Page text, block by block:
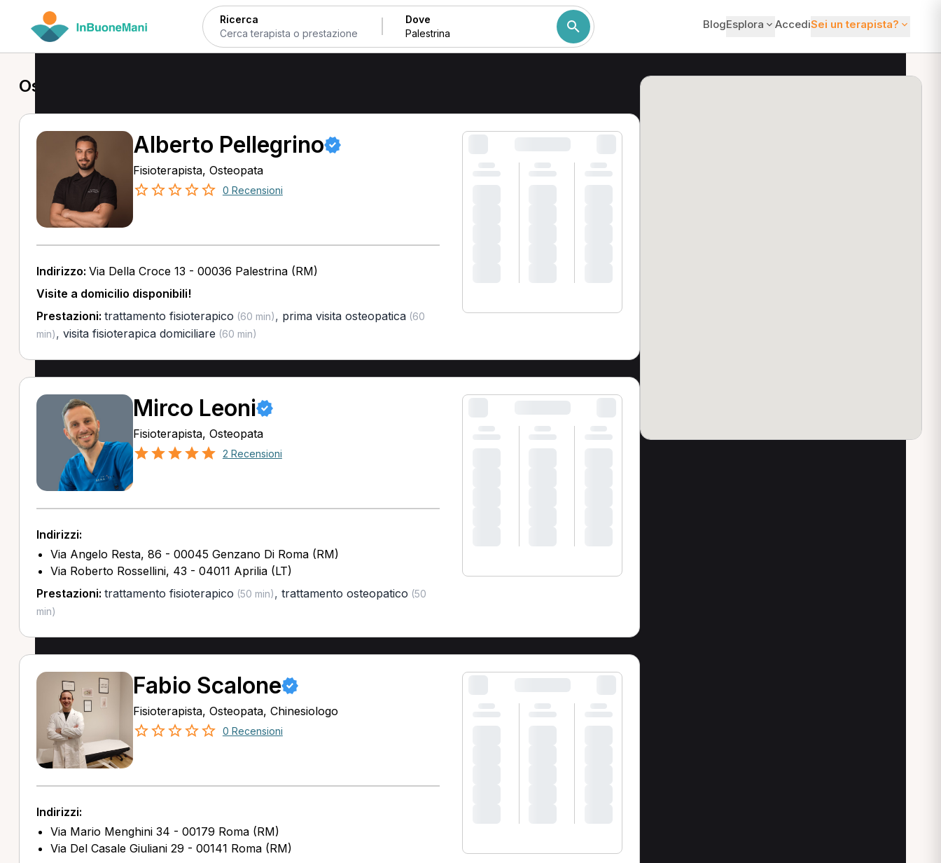
Ricerca Dove BlogEsplora AccediSei un terapista?
Osteopata a Palestrina
Alberto Pellegrino
Fisioterapista, Osteopata
0 Recensioni
Indirizzo: Via Della Croce 13 - 00036 Palestrina (RM)
Visite a domicilio disponibili!
Prestazioni: trattamento fisioterapico (60 min), prima visita osteopatica(60
min), visita fisioterapica domiciliare (60 min)
Mirco Leoni
Fisioterapista, Osteopata
2 Recensioni
Indirizzi:
Via Angelo Resta, 86 - 00045 Genzano Di Roma (RM)
Via Roberto Rossellini, 43 - 04011 Aprilia (LT)
Prestazioni: trattamento fisioterapico (50 min), trattamento osteopatico (50
min)
Fabio Scalone
Fisioterapista, Osteopata, Chinesiologo
0 Recensioni
Indirizzi:
Via Mario Menghini 34 - 00179 Roma (RM)
Via Del Casale Giuliani 29 - 00141 Roma (RM)